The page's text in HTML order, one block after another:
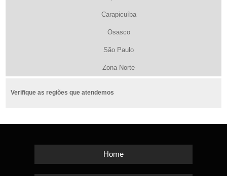
Carapicuíba
Osasco
São Paulo
Zona Norte
Verifique as regiões que atendemos
Home